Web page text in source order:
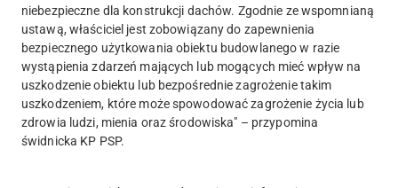
niebezpieczne dla konstrukcji dachów. Zgodnie ze wspomnianą
ustawą, właściciel jest zobowiązany do zapewnienia
bezpiecznego użytkowania obiektu budowlanego w razie
wystąpienia zdarzeń mających lub mogących mieć wpływ na
uszkodzenie obiektu lub bezpośrednie zagrożenie takim
uszkodzeniem, które może spowodować zagrożenie życia lub
zdrowia ludzi, mienia oraz środowiska" – przypomina
świdnicka KP PSP.